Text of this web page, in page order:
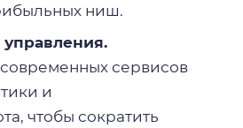
ниш.
сервисов
и
чтобы сократить